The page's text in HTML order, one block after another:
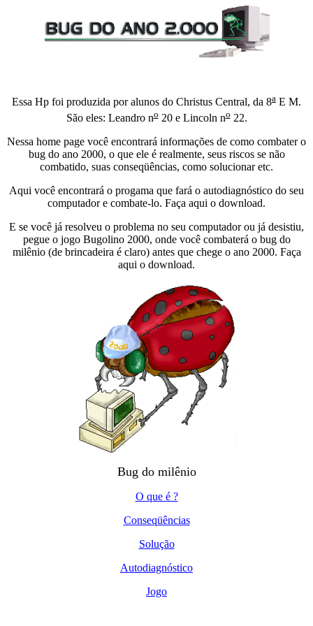
Essa Hp foi produzida por alunos do Christus Central, da 8a E M.
São eles: Leandro no20 e Lincoln no22.
Nessa home page você encontrará informações de como combater o
bug do ano 2000, o que ele é realmente, seus riscos se não
combatido, suas conseqüências, como solucionar etc.
Aqui você encontrará o progama que fará o autodiagnóstico do seu
computador e combate-lo. Faça aqui o download.
E se você já resolveu o problema no seu computador ou já desistiu,
pegue o jogo Bugolino 2000, onde você combaterá o bug do
milênio (de brincadeira é claro) antes que chege o ano 2000. Faça
aqui o download.
Bug do milênio
O que é ?
Conseqüências
Solução
Autodiagnóstico
Jogo